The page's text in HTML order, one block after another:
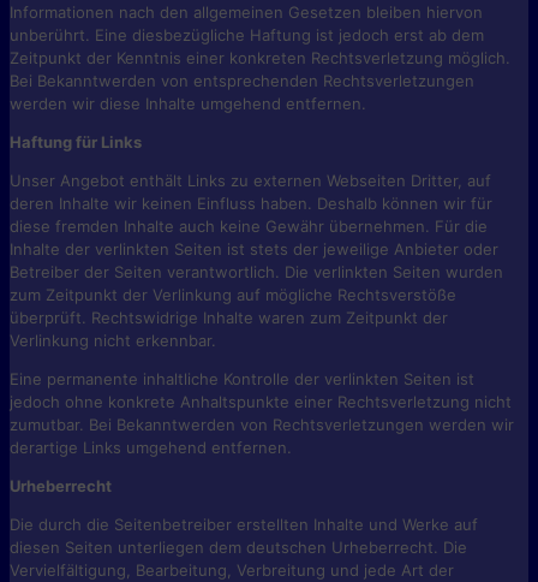
Informationen nach den allgemeinen Gesetzen bleiben hiervon
unberührt. Eine diesbezügliche Haftung ist jedoch erst ab dem
Zeitpunkt der Kenntnis einer konkreten Rechtsverletzung möglich.
Bei Bekanntwerden von entsprechenden Rechtsverletzungen
werden wir diese Inhalte umgehend entfernen.
Haftung für Links
Unser Angebot enthält Links zu externen Webseiten Dritter, auf
deren Inhalte wir keinen Einfluss haben. Deshalb können wir für
diese fremden Inhalte auch keine Gewähr übernehmen. Für die
Inhalte der verlinkten Seiten ist stets der jeweilige Anbieter oder
Betreiber der Seiten verantwortlich. Die verlinkten Seiten wurden
zum Zeitpunkt der Verlinkung auf mögliche Rechtsverstöße
überprüft. Rechtswidrige Inhalte waren zum Zeitpunkt der
Verlinkung nicht erkennbar.
Eine permanente inhaltliche Kontrolle der verlinkten Seiten ist
jedoch ohne konkrete Anhaltspunkte einer Rechtsverletzung nicht
zumutbar. Bei Bekanntwerden von Rechtsverletzungen werden wir
derartige Links umgehend entfernen.
Urheberrecht
Die durch die Seitenbetreiber erstellten Inhalte und Werke auf
diesen Seiten unterliegen dem deutschen Urheberrecht. Die
Vervielfältigung, Bearbeitung, Verbreitung und jede Art der